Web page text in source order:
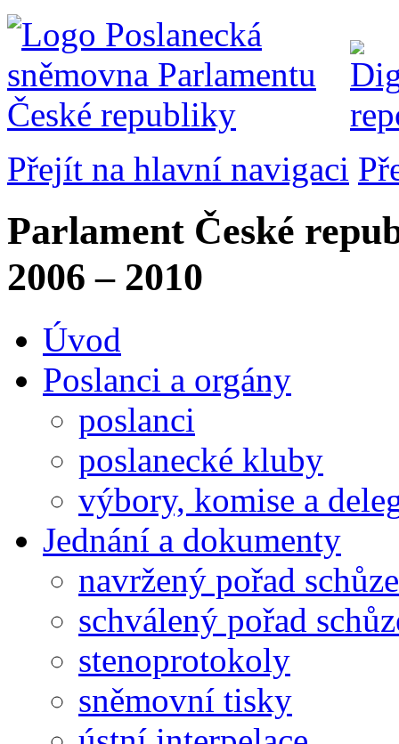
Přejít na hlavní navigaci
Parlament České
2006 – 2010
Úvod
Poslanci a orgány
poslanci
poslanecké kluby
výbory, komise a
Jednání a dokumenty
navržený pořad schůze
schválený pořad
stenoprotokoly
sněmovní tisky